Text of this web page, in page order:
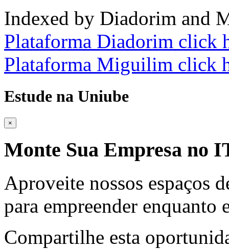
Indexed by Diadorim and
Plataforma Diadorim click
Plataforma Miguilim click
Estude na Uniube
×
Monte Sua Empresa no
Aproveite nossos espaços
para empreender enquanto
Compartilhe esta